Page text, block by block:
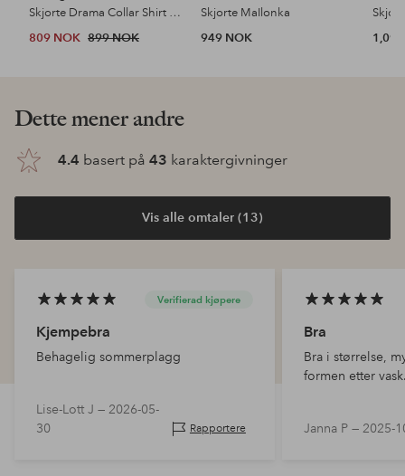
Skjorte Drama Collar Shirt Classic Fade
809 NOK 899 NOK
Skjorte MaIlonka
949 NOK
Dette mener andre
4.4 basert på 43 karaktergivninger
Vis alle omtaler (13)
Verifierad kjøpere
Kjempebra
Behagelig sommerplagg
Lise-Lott J — 2026-05-
30
Rapportere
Bra
Bra i størrelse,
formen etter
Janna P — 2025-